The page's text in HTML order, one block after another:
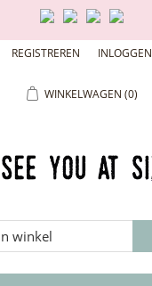
REGISTREREN INLOGGEN
WINKELWAGEN (0)